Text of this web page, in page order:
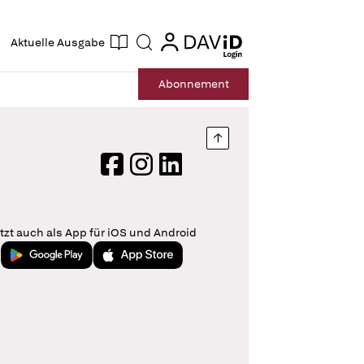
Aktuelle Ausgabe Suche login
login
Abonnement
Nach oben springen
FacebookInstagram
LinkedIn
auch als App für iOS und Android
Jetzt bei Google PlayLaden im App Store